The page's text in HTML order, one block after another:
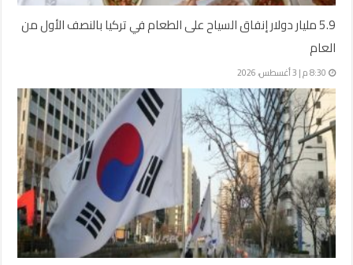
5.9 مليار دولار إنفاق السياح على الطعام في تركيا بالنصف الأول من
العام
8:30 م | 3 أغسطس، 2026